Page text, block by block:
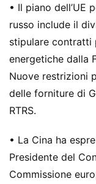
• Il piano dell’UE
russo include il
stipulare contratti
energetiche dalla
Nuove restrizioni
delle forniture di
RTRS.
• La Cina ha
Presidente del
Commissione